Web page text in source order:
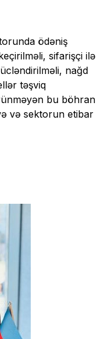
ödəniş
sifarişçi ilə
nağd
təşviq
bu böhran
və sektorun etibar